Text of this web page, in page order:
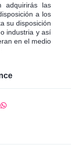
adquirirás las
a los
su disposición
industria y así
en el medio